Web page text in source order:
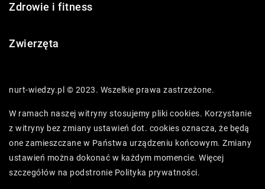
Zdrowie i fitness
Zwierzęta
nurt-wiedzy.pl © 2023. Wszelkie prawa zastrzeżone.
W ramach naszej witryny stosujemy pliki cookies. Korzystanie
z witryny bez zmiany ustawień dot. cookies oznacza, że będą
one zamieszczane w Państwa urządzeniu końcowym. Zmiany
ustawień można dokonać w każdym momencie. Więcej
szczegółów na podstronie Polityka prywatności.